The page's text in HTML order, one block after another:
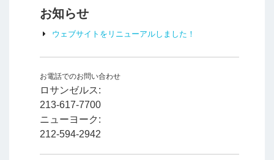
お知らせ
ウェブサイトをリニューアルしました！
お電話でのお問い合わせ
ロサンゼルス:
213-617-7700
ニューヨーク:
212-594-2942